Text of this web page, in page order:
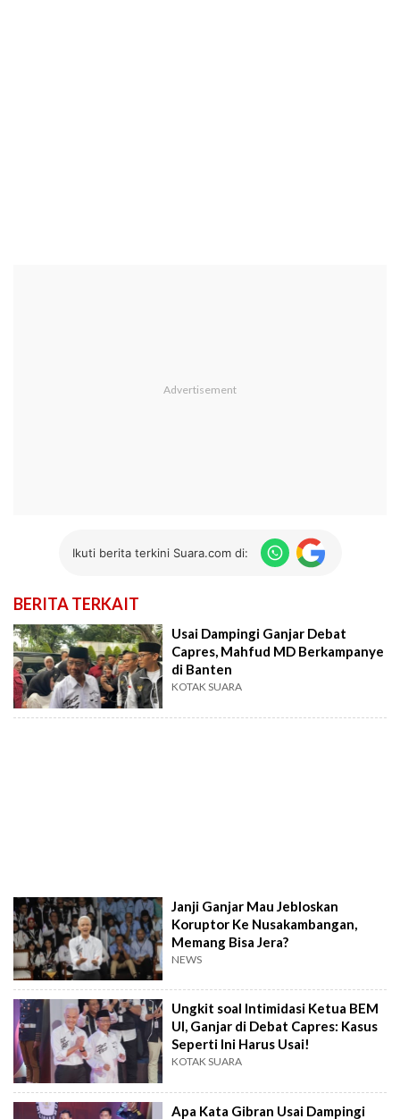
Ikuti berita terkini Suara.com di:
BERITA TERKAIT
Usai Dampingi Ganjar Debat
Capres, Mahfud MD Berkampanye
di Banten
KOTAK SUARA
Janji Ganjar Mau Jebloskan
Koruptor Ke Nusakambangan,
Memang Bisa Jera?
NEWS
Ungkit soal Intimidasi Ketua BEM
UI, Ganjar di Debat Capres: Kasus
Seperti Ini Harus Usai!
KOTAK SUARA
Apa Kata Gibran Usai Dampingi